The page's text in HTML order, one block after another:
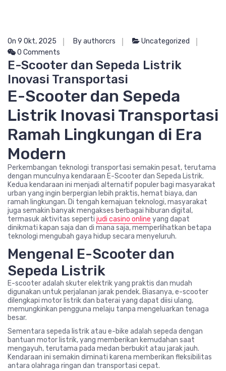
On 9 Okt, 2025 By authorcrs
Uncategorized
0 Comments
E-Scooter dan Sepeda Listrik
Inovasi Transportasi
E-Scooter dan Sepeda
Listrik Inovasi Transportasi
Ramah Lingkungan di Era
Modern
Perkembangan teknologi transportasi semakin pesat, terutama
dengan munculnya kendaraan E-Scooter dan Sepeda Listrik.
Kedua kendaraan ini menjadi alternatif populer bagi masyarakat
urban yang ingin berpergian lebih praktis, hemat biaya, dan
ramah lingkungan. Di tengah kemajuan teknologi, masyarakat
juga semakin banyak mengakses berbagai hiburan digital,
termasuk aktivitas seperti judi casino online yang dapat
dinikmati kapan saja dan di mana saja, memperlihatkan betapa
teknologi mengubah gaya hidup secara menyeluruh.
Mengenal E-Scooter dan
Sepeda Listrik
E-scooter adalah skuter elektrik yang praktis dan mudah
digunakan untuk perjalanan jarak pendek. Biasanya, e-scooter
dilengkapi motor listrik dan baterai yang dapat diisi ulang,
memungkinkan pengguna melaju tanpa mengeluarkan tenaga
besar.
Sementara sepeda listrik atau e-bike adalah sepeda dengan
bantuan motor listrik, yang memberikan kemudahan saat
mengayuh, terutama pada medan berbukit atau jarak jauh.
Kendaraan ini semakin diminati karena memberikan fleksibilitas
antara olahraga ringan dan transportasi cepat.